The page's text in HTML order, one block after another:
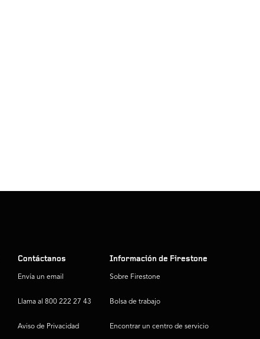
Contáctanos
Envía un email
Llama al 800 222 27 43
Aviso de Privacidad
Información de Firestone
Sobre Firestone
Bolsa de trabajo
Encontrar un centro de servicio